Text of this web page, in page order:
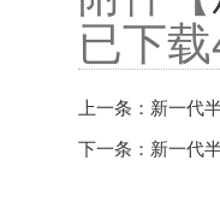
已下载
上一条： 新一代
下一条： 新一代